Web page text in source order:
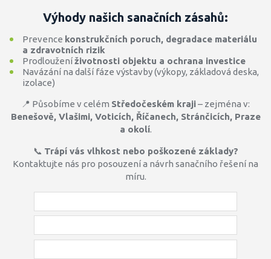
Výhody našich sanačních zásahů:
Prevence konstrukčních poruch, degradace materiálu
a zdravotních rizik
Prodlouženíživotnosti objektu a ochrana investice
Navázání na další fáze výstavby (výkopy, základová deska,
izolace)
📍 Působíme v celém Středočeském kraji– zejména v:
Benešově, Vlašimi, Voticích, Říčanech, Stránčicích, Praze
a okolí.
📞 Trápí vás vlhkost nebo poškozené základy?
Kontaktujte nás pro posouzení a návrh sanačního řešení na
míru.